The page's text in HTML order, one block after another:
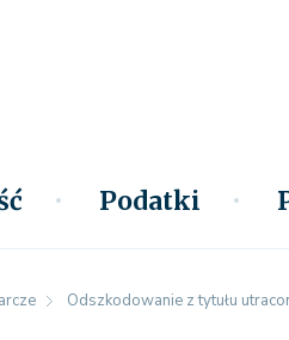
Podatki
Odszkodowanie z tytułu